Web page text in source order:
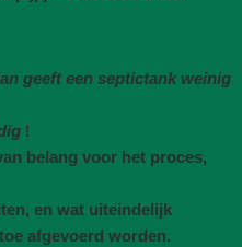
geeft een septictank weinig
!
belang voor het proces,
en wat uiteindelijk
afgevoerd worden.